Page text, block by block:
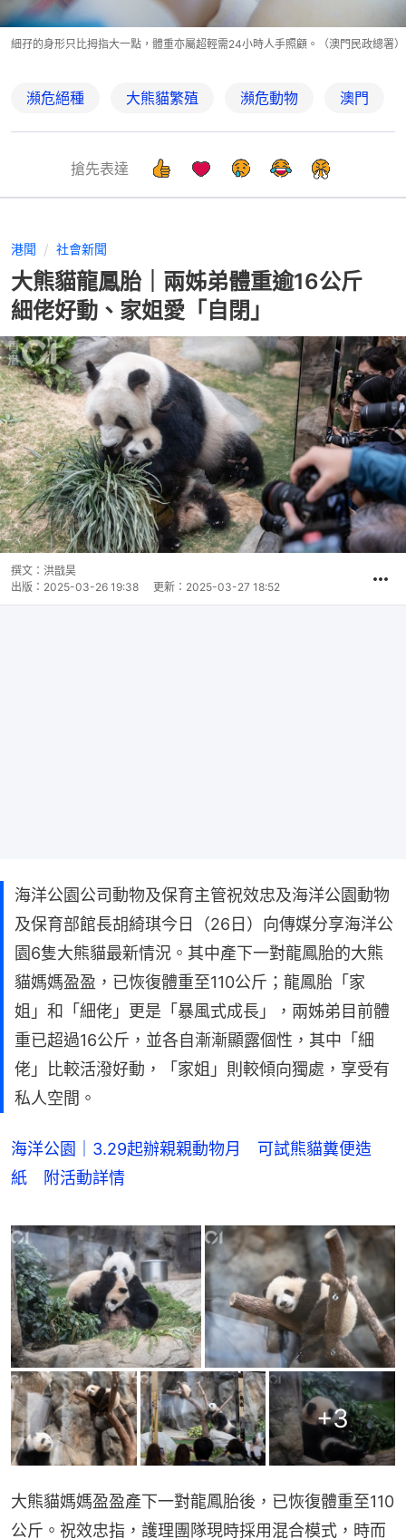
細孖的身形只比拇指大一點，體重亦屬超輕需24小時人手照顧。（澳門民政總署）
瀕危絕種 大熊貓繁殖 瀕危動物 澳門
搶先表達
港聞 社會新聞
大熊貓龍鳳胎｜兩姊弟體重逾16公斤
細佬好動、家姐愛「自閉」
撰文： 洪戩昊
出版： 2025-03-26 19:38 更新： 2025-03-27 18:52
海洋公園公司動物及保育主管祝效忠及海洋公園動物
及保育部館長胡綺琪今日（26日）向傳媒分享海洋公
園6隻大熊貓最新情況。其中產下一對龍鳳胎的大熊
貓媽媽盈盈，已恢復體重至110公斤；龍鳳胎「家
姐」和「細佬」更是「暴風式成長」，兩姊弟目前體
重已超過16公斤，並各自漸漸顯露個性，其中「細
佬」比較活潑好動，「家姐」則較傾向獨處，享受有
私人空間。
海洋公園｜3.29起辦親親動物月 可試熊貓糞便造
紙 附活動詳情
+3
大熊貓媽媽盈盈產下一對龍鳳胎後，已恢復體重至110
公斤。祝效忠指，護理團隊現時採用混合模式，時而